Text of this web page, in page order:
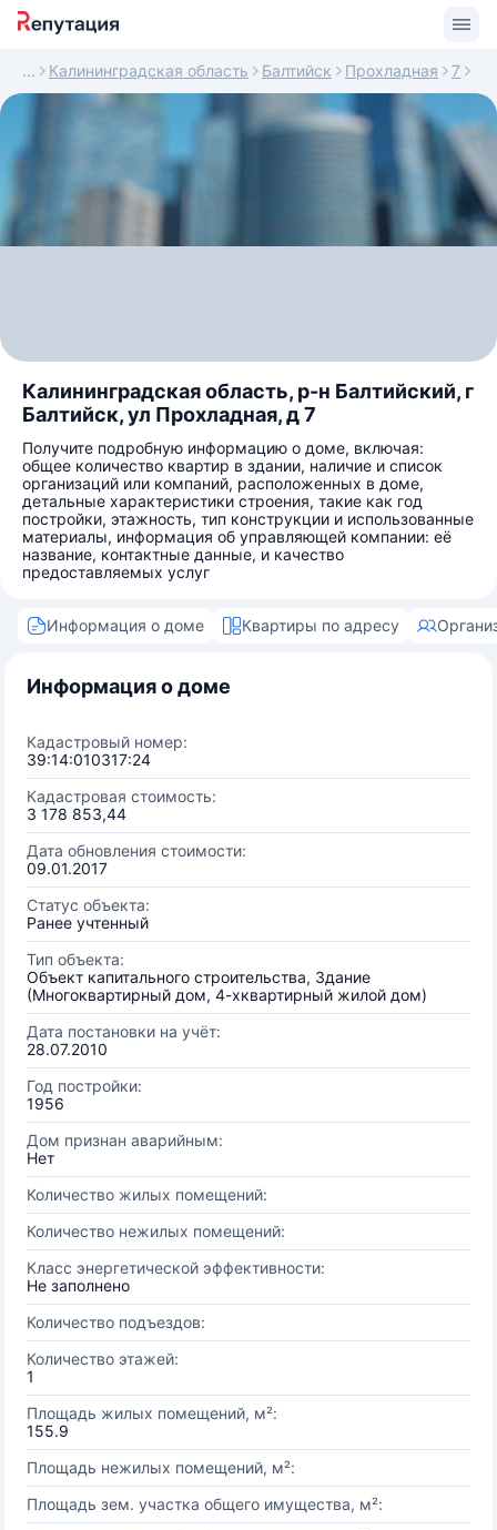
Калининградская область Балтийск Прохладная 7
Калининградская область, р-н Балтийский, г
Балтийск, ул Прохладная, д 7
Получите подробную информацию о доме, включая:
общее количество квартир в здании, наличие и список
организаций или компаний, расположенных в доме,
детальные характеристики строения, такие как год
постройки, этажность, тип конструкции и использованные
материалы, информация об управляющей компании: её
название, контактные данные, и качество
предоставляемых услуг
Информация о доме Квартиры по адресу
Информация о доме
Кадастровый номер:
39:14:010317:24
Кадастровая стоимость:
3 178 853,44
Дата обновления стоимости:
09.01.2017
Статус объекта:
Ранее учтенный
Тип объекта:
Объект капитального строительства, Здание
(Многоквартирный дом, 4-хквартирный жилой дом)
Дата постановки на учёт:
28.07.2010
Год постройки:
1956
Дом признан аварийным:
Нет
Количество жилых помещений:
Количество нежилых помещений:
Класс энергетической эффективности:
Не заполнено
Количество подъездов:
Количество этажей:
1
Площадь жилых помещений, м²:
155.9
Площадь нежилых помещений, м²:
Площадь зем. участка общего имущества, м²: